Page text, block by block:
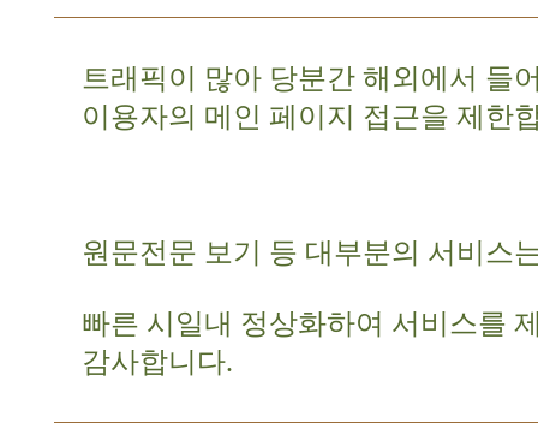
트래픽이 많아 당분간 해외에서 들
이용자의 메인 페이지 접근을 제한
원문전문 보기 등 대부분의 서비스
빠른 시일내 정상화하여 서비스를
감사합니다.